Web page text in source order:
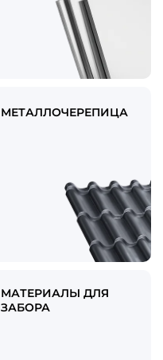
МЕТАЛЛОЧЕРЕПИЦА
МАТЕРИАЛЫ ДЛЯ
ЗАБОРА